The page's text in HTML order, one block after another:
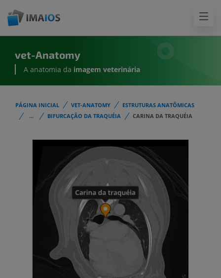
vet-Anatomy
A anatomia da imagem veterinária
PÁGINA INICIAL VET-ANATOMY
ESTRUTURAS ANATÔMICAS
...
BIFURCAÇÃO DA TRAQUÉIA CARINA DA TRAQUÉIA